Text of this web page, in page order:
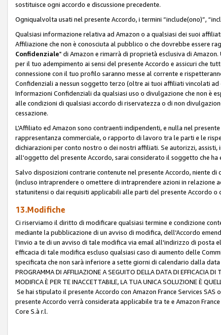
sostituisce ogni accordo e discussione precedente.
Ogniqualvolta usati nel presente Accordo, i termini “include(ono)”,
Qualsiasi informazione relativa ad Amazon o a qualsiasi dei suoi
Affiliazione che non è conosciuta al pubblico o che dovrebbe essere
Confidenziale" di Amazon e rimarrà di proprietà esclusiva di
per il tuo adempimento ai sensi del presente Accordo e assicuri che
connessione con il tuo profilo saranno messe al corrente e
Confidenziali a nessun soggetto terzo (oltre ai tuoi affiliati vincolati
Informazioni Confidenziali da qualsiasi uso o divulgazione che non è
alle condizioni di qualsiasi accordo di riservatezza o di non
cessazione.
L'Affiliato ed Amazon sono contraenti indipendenti, e nulla nel
rappresentanza commerciale, o rapporto di lavoro tra le parti e le
dichiarazioni per conto nostro o dei nostri affiliati. Se autorizzi,
all'oggetto del presente Accordo, sarai considerato il soggetto che
Salvo disposizioni contrarie contenute nel presente Accordo, niente
(incluso intraprendere o omettere di intraprendere azioni in relazione
statunitensi o dai requisiti applicabili alle parti del presente Accordo o
13.Modifiche
Ci riserviamo il diritto di modificare qualsiasi termine e condizione
mediante la pubblicazione di un avviso di modifica, dell'Accordo
l'invio a te di un avviso di tale modifica via email all'indirizzo di
efficacia di tale modifica escluso qualsiasi caso di aumento delle
specificata che non sarà inferiore a sette giorni di calendario dalla data
PROGRAMMA DI AFFILIAZIONE A SEGUITO DELLA DATA DI EFFICACIA
MODIFICA È PER TE INACCETTABILE, LA TUA UNICA SOLUZIONE È
Se hai stipulato il presente Accordo con Amazon France Services
presente Accordo verrà considerata applicabile tra te e Amazon
Core S.à r.l.